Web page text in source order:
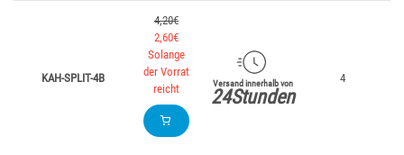
KAH-SPLIT-4B
4,20€
2,60€
Solange
der Vorrat
reicht
Versand innerhalb von
24Stunden
4